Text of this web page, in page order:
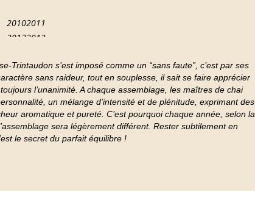
20102011
20122013
20162017
2018
20192020
2021
Trintaudon s’est imposé comme un “sans faute”, c’est par ses
sans raideur, tout en souplesse, il sait se faire apprécier
l’unanimité. A chaque assemblage, les maîtres de chai
un mélange d’intensité et de plénitude, exprimant des
aromatique et pureté. C’est pourquoi chaque année, selon la
sera légèrement différent. Rester subtilement en
le secret du parfait équilibre !